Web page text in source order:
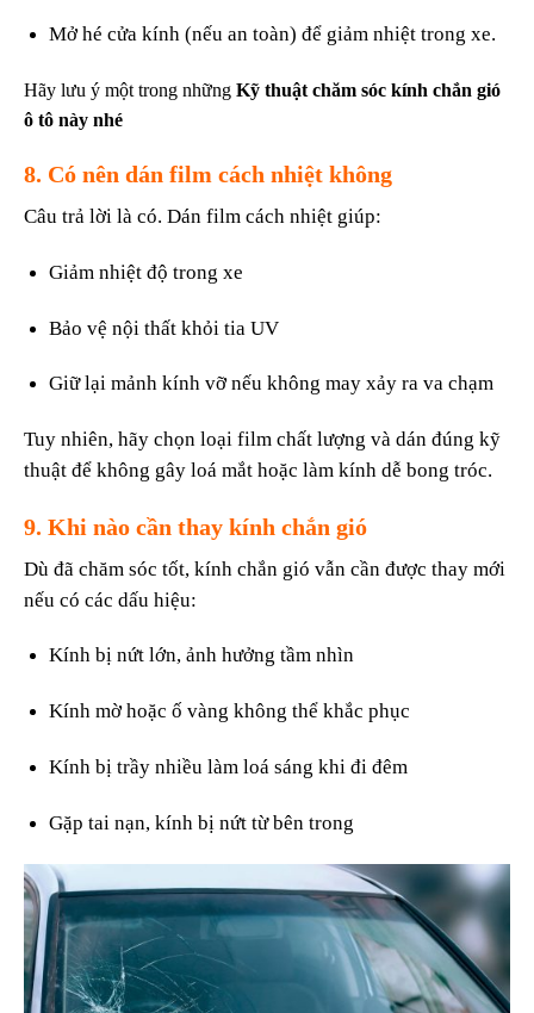
Mở hé cửa kính (nếu an toàn) để giảm nhiệt trong xe.
Hãy lưu ý một trong những Kỹ thuật chăm sóc kính chắn gió
ô tô này nhé
8. Có nên dán film cách nhiệt không
Câu trả lời là có. Dán film cách nhiệt giúp:
Giảm nhiệt độ trong xe
Bảo vệ nội thất khỏi tia UV
Giữ lại mảnh kính vỡ nếu không may xảy ra va chạm
Tuy nhiên, hãy chọn loại film chất lượng và dán đúng kỹ
thuật để không gây loá mắt hoặc làm kính dễ bong tróc.
9. Khi nào cần thay kính chắn gió
Dù đã chăm sóc tốt, kính chắn gió vẫn cần được thay mới
nếu có các dấu hiệu:
Kính bị nứt lớn, ảnh hưởng tầm nhìn
Kính mờ hoặc ố vàng không thể khắc phục
Kính bị trầy nhiều làm loá sáng khi đi đêm
Gặp tai nạn, kính bị nứt từ bên trong